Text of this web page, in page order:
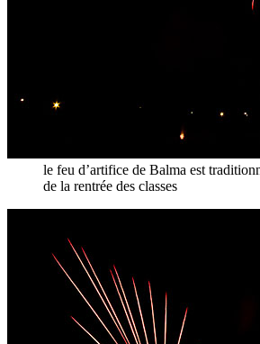
le feu d’artifice de Balma est
de la rentrée des classes